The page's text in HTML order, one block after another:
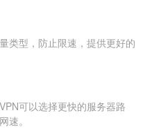
类型，防止限速，提供更好的
可以选择更快的服务器路
速。